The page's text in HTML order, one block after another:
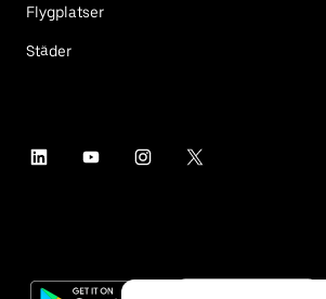
Flygplatser
Städer